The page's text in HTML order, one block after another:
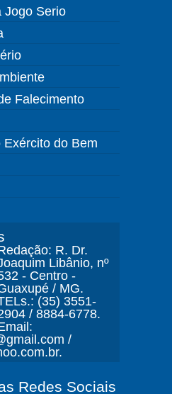
Jogo Serio
Falecimento
Exército do Bem
R. Dr.
Libânio, nº
- Centro -
/ MG.
(35) 3551-
/ 8884-6778.
/
Redes Sociais